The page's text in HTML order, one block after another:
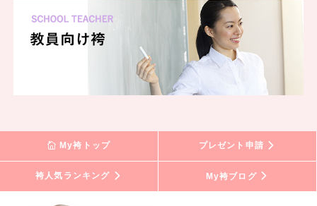
My袴トップ プレゼント申請
袴人気ランキング My袴ブログ